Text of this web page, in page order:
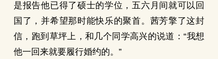
是报告他已得了硕士的学位，五六月间就可以回
国了，并希望那时能快乐的聚首。茜芳擎了这封
信，跑到草坪上，和几个同学高兴的说道：“我想
他一回来就要履行婚约的。”